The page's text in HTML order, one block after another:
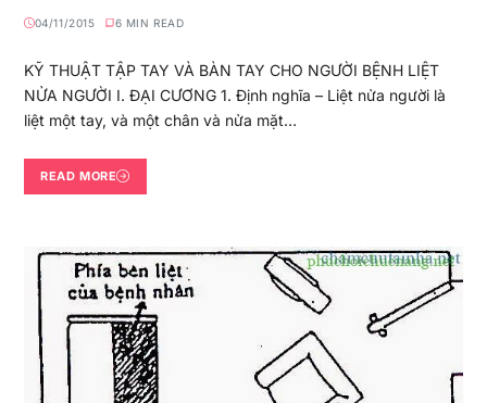
04/11/2015 6 MIN READ
KỸ THUẬT TẬP TAY VÀ BÀN TAY CHO NGƯỜI BỆNH LIỆT
NỬA NGƯỜI I. ĐẠI CƯƠNG 1. Định nghĩa – Liệt nửa người là
liệt một tay, và một chân và nửa mặt…
READ MORE